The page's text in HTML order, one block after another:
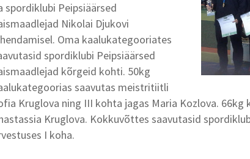
spordiklubi Peipsiäärsed
Nikolai Djukovi
Oma kaalukategooriates
spordiklubi Peipsiäärsed
kõrgeid kohti. 50kg
saavutas meistritiitli
Kruglova ning III kohta jagas Maria Kozlova.
Kruglova. Kokkuvõttes saavutasid
I koha.